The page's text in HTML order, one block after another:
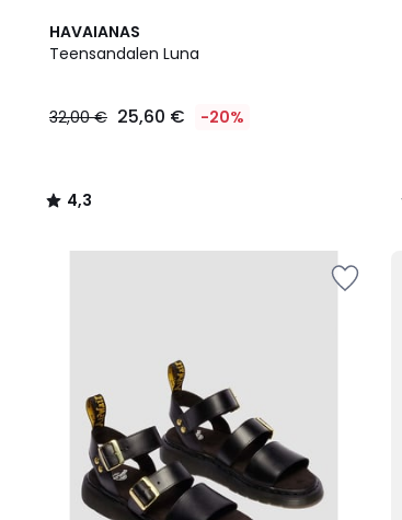
HAVAIANAS
Teensandalen Luna
32,00 € 25,60 € -20%
4,3
/ 5
4,3
/